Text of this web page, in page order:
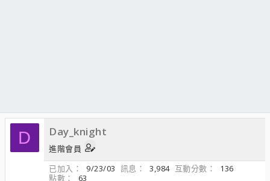
D Day_knight
進階會員
已加入
9/23/03 訊息 3,984 互動分數
136
點數
63